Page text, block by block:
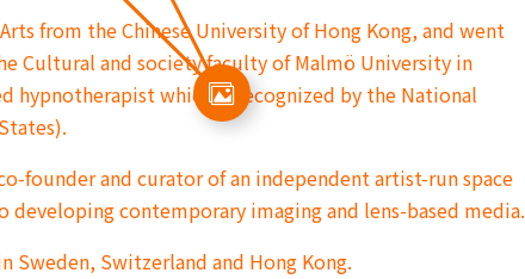
from the Chinese University of Hong Kong, and went
Cultural and society faculty of Malmö University in
hypnotherapist which is recognized by the National
founder and curator of an independent artist-run space
developing contemporary imaging and lens-based media.
Sweden, Switzerland and Hong Kong.